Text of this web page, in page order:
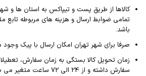
کالاها از طریق پست و تیپاکس به استان ها و
تمامی ضوابط ارسال و هزینه های مربوطه تابع
باشد.
صرفا برای شهر تهران امکان ارسال با پیک وجود
زمان تحویل کالا بستگی به زمان سفارش،
سفارش داشته و از 24 الی 72 ساعت متغیر می باشد.